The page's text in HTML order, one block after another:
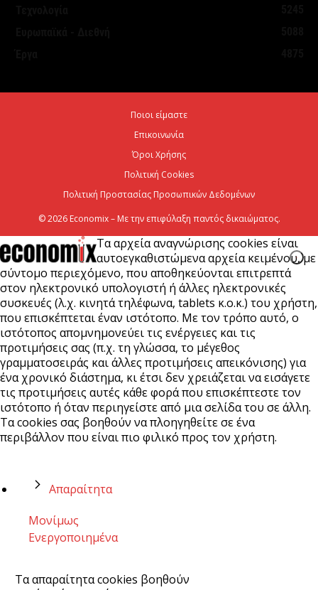
Ψεκασμοί για την καταπολέμηση των κουνουπιών,
στις 10-11-12 Αυγούστου
Ποιοι είμαστε
Επικοινωνία
Όροι Χρήσης
Πολιτική Cookies
Πολιτική Προστασίας Προσωπικών Δεδομένων
© 2026 Economix – Με την επιφύλαξη παντός δικαιώματος.
Τα αρχεία αναγνώρισης cookies είναι
αυτοεγκαθιστώμενα αρχεία κειμένου, με
σύντομο περιεχόμενο, που αποθηκεύονται επιτρεπτά
στον ηλεκτρονικό υπολογιστή ή άλλες ηλεκτρονικές
συσκευές (λ.χ. κινητά τηλέφωνα, tablets κ.ο.κ.) του χρήστη,
που επισκέπτεται έναν ιστότοπο. Με τον τρόπο αυτό, ο
ιστότοπος απομνημονεύει τις ενέργειες και τις
προτιμήσεις σας (π.χ. τη γλώσσα, το μέγεθος
γραμματοσειράς και άλλες προτιμήσεις απεικόνισης) για
ένα χρονικό διάστημα, κι έτσι δεν χρειάζεται να εισάγετε
τις προτιμήσεις αυτές κάθε φορά που επισκέπτεστε τον
ιστότοπο ή όταν περιηγείστε από μια σελίδα του σε άλλη.
Τα cookies σας βοηθούν να πλοηγηθείτε σε ένα
περιβάλλον που είναι πιο φιλικό προς τον χρήστη.
Απαραίτητα
Μονίμως
Ενεργοποιημένα
Τα απαραίτητα cookies βοηθούν